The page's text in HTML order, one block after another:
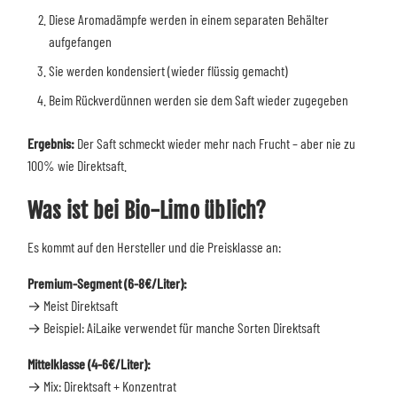
Diese Aromadämpfe werden in einem separaten Behälter
aufgefangen
Sie werden kondensiert (wieder flüssig gemacht)
Beim Rückverdünnen werden sie dem Saft wieder zugegeben
Ergebnis: Der Saft schmeckt wieder mehr nach Frucht – aber nie zu
100% wie Direktsaft.
Was ist bei Bio-Limo üblich?
Es kommt auf den Hersteller und die Preisklasse an:
Premium-Segment (6-8€/Liter):
→ Meist Direktsaft
→ Beispiel: AiLaike verwendet für manche Sorten Direktsaft
Mittelklasse (4-6€/Liter):
→ Mix: Direktsaft + Konzentrat